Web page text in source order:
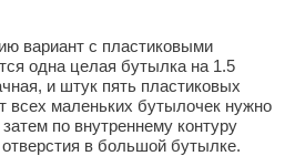
вариант с пластиковыми
одна целая бутылка на 1.5
и штук пять пластиковых
всех маленьких бутылочек нужно
по внутреннему контуру
в большой бутылке.